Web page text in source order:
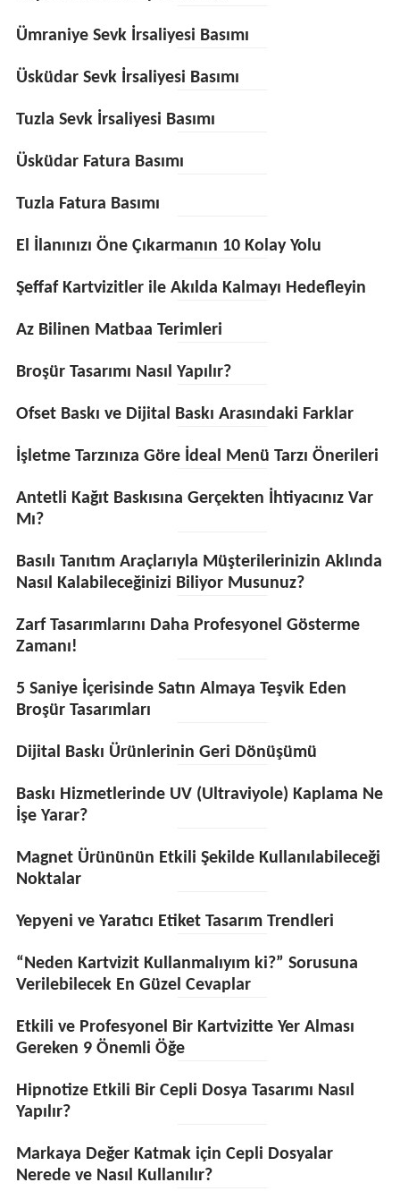
Ümraniye Sevk İrsaliyesi Basımı
Üsküdar Sevk İrsaliyesi Basımı
Tuzla Sevk İrsaliyesi Basımı
Üsküdar Fatura Basımı
Tuzla Fatura Basımı
El İlanınızı Öne Çıkarmanın 10 Kolay Yolu
Şeffaf Kartvizitler ile Akılda Kalmayı Hedefleyin
Az Bilinen Matbaa Terimleri
Broşür Tasarımı Nasıl Yapılır?
Ofset Baskı ve Dijital Baskı Arasındaki Farklar
İşletme Tarzınıza Göre İdeal Menü Tarzı Önerileri
Antetli Kağıt Baskısına Gerçekten İhtiyacınız Var
Mı?
Basılı Tanıtım Araçlarıyla Müşterilerinizin Aklında
Nasıl Kalabileceğinizi Biliyor Musunuz?
Zarf Tasarımlarını Daha Profesyonel Gösterme
Zamanı!
5 Saniye İçerisinde Satın Almaya Teşvik Eden
Broşür Tasarımları
Dijital Baskı Ürünlerinin Geri Dönüşümü
Baskı Hizmetlerinde UV (Ultraviyole) Kaplama Ne
İşe Yarar?
Magnet Ürününün Etkili Şekilde Kullanılabileceği
Noktalar
Yepyeni ve Yaratıcı Etiket Tasarım Trendleri
“Neden Kartvizit Kullanmalıyım ki?” Sorusuna
Verilebilecek En Güzel Cevaplar
Etkili ve Profesyonel Bir Kartvizitte Yer Alması
Gereken 9 Önemli Öğe
Hipnotize Etkili Bir Cepli Dosya Tasarımı Nasıl
Yapılır?
Markaya Değer Katmak için Cepli Dosyalar
Nerede ve Nasıl Kullanılır?